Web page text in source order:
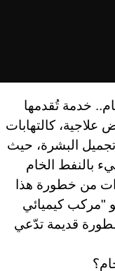
خدمة تُقدمها
علاجية، كالتهابات
البشرة، حيث
الخام
من خطورة هذا
"مركب كيميائي
قديمة تدّعي